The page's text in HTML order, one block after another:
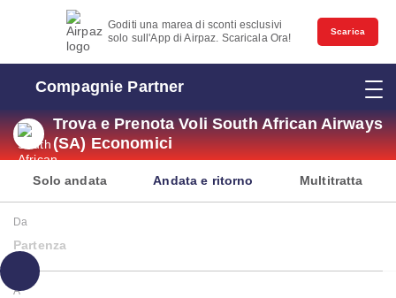
Goditi una marea di sconti esclusivi
solo sull'App di Airpaz. Scaricala Ora!
Scarica
Compagnie Partner
Trova e Prenota Voli South African Airways
(SA) Economici
Solo andata Andata e ritorno Multitratta
Da
Partenza
A